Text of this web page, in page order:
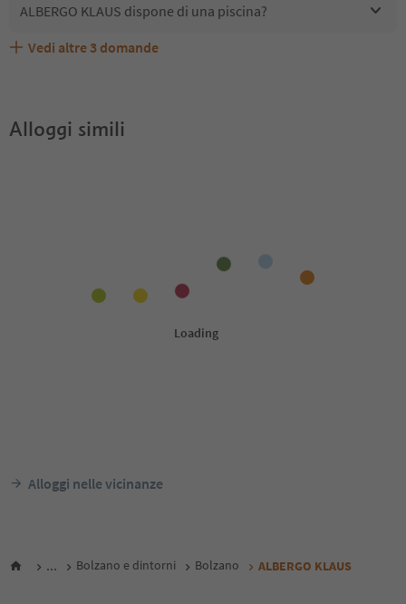
ALBERGO KLAUS dispone di una piscina?
ALBERGO KLAUS accetta animali domestici?
Quali servizi/attività sono disponibili presso ALBERGO
Gli ospiti di ALBERGO KLAUS ricevono l'Alto Adige Guest
Vedi altre 3 domande
Alloggi simili
Alloggi nelle vicinanze
... Bolzano e dintorni Bolzano ALBERGO KLAUS